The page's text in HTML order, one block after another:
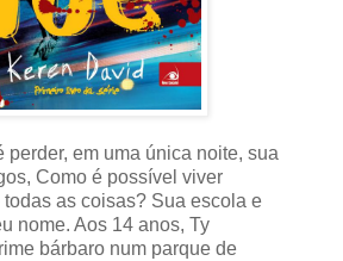
perder, em uma única noite, sua
Como é possível viver
as coisas? Sua escola e
nome. Aos 14 anos, Ty
bárbaro num parque de